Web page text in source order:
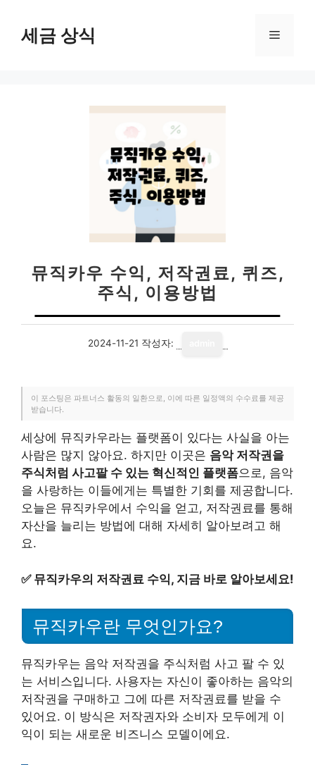
세금 상식 메
뮤직카우 수익, 저작권료, 퀴즈,
주식, 이용방법
2024-11-21 작성자:
이 포스팅은 파트너스 활동의 일환으로, 이에 따른 일정액의 수수료를 제공
받습니다.
세상에 뮤직카우라는 플랫폼이 있다는 사실을 아는
사람은 많지 않아요. 하지만 이곳은 음악 저작권을
주식처럼 사고팔 수 있는 혁신적인 플랫폼으로, 음악
을 사랑하는 이들에게는 특별한 기회를 제공합니다.
오늘은 뮤직카우에서 수익을 얻고, 저작권료를 통해
자산을 늘리는 방법에 대해 자세히 알아보려고 해
요.
✅ 뮤직카우의 저작권료 수익, 지금 바로 알아보세요!
뮤직카우란 무엇인가요?
뮤직카우는 음악 저작권을 주식처럼 사고 팔 수 있
는 서비스입니다. 사용자는 자신이 좋아하는 음악의
저작권을 구매하고 그에 따른 저작권료를 받을 수
있어요. 이 방식은 저작권자와 소비자 모두에게 이
익이 되는 새로운 비즈니스 모델이에요.